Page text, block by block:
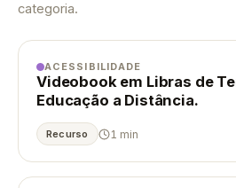
categoria.
ACESSIBILIDADE
Videobook em Libras de
Educação a Distância.
Recurso 1 min